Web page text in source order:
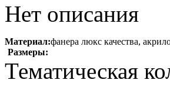
Нет описания
Материал:фанера люкс качества,
Размеры:
Тематическая